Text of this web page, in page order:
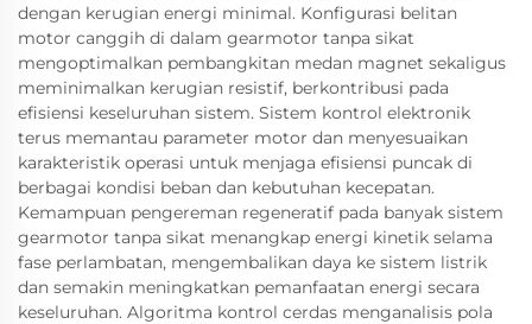
dengan kerugian energi minimal. Konfigurasi belitan
motor canggih di dalam gearmotor tanpa sikat
mengoptimalkan pembangkitan medan magnet sekaligus
meminimalkan kerugian resistif, berkontribusi pada
efisiensi keseluruhan sistem. Sistem kontrol elektronik
terus memantau parameter motor dan menyesuaikan
karakteristik operasi untuk menjaga efisiensi puncak di
berbagai kondisi beban dan kebutuhan kecepatan.
Kemampuan pengereman regeneratif pada banyak sistem
gearmotor tanpa sikat menangkap energi kinetik selama
fase perlambatan, mengembalikan daya ke sistem listrik
dan semakin meningkatkan pemanfaatan energi secara
keseluruhan. Algoritma kontrol cerdas menganalisis pola